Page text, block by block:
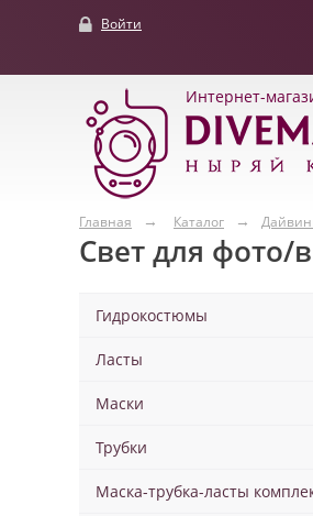
Войти
Интернет-
Главная Каталог
Свет для фото/
Гидрокостюмы
Ласты
Маски
Трубки
Маска-трубка-ласты